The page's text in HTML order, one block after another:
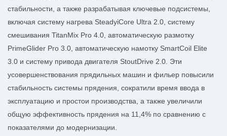
стабильности, а также разрабатывая ключевые подсистемы,
включая систему нагрева SteadyiCore Ultra 2.0, систему
смешивания TitanMix Pro 4.0, автоматическую размотку
PrimeGlider Pro 3.0, автоматическую намотку SmartCoil Elite
3.0 и систему привода двигателя StoutDrive 2.0. Эти
усовершенствования прядильных машин и фильер повысили
стабильность системы прядения, сократили время ввода в
эксплуатацию и простои производства, а также увеличили
общую эффективность прядения на 11,4% по сравнению с
показателями до модернизации.